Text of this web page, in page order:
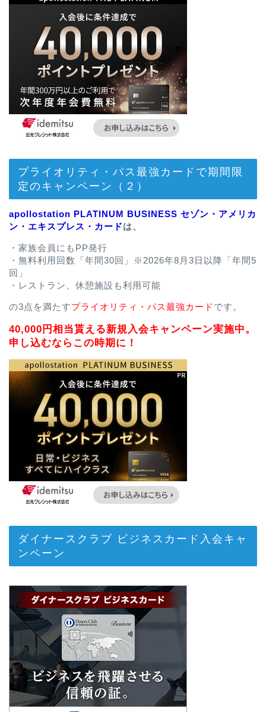
プライオリティ・パス最強カードで期間限
定のキャンペーン（２）
apollostation PLATINUM BUSINESS セゾン・アメリカ
ン・エキスプレス・カードは、
・家族会員にもPP発行
・無料利用回数「年間30回」※2026年8月3日以降「年間5
回」
・レストラン、休憩施設も利用可能
の3点を満たすプライオリティ・パス最強カード です。
40,000円相当貰える新規入会キャンペーン実施中。
申し込むならこの時期に！
ダイナースクラブ ビジネスカード入会キャ
ンペーン